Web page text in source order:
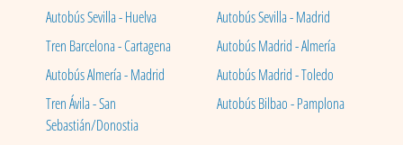
Autobús Sevilla - Huelva
Autobús Sevilla - Madrid
Tren Barcelona - Cartagena
Autobús Madrid - Almería
Autobús Almería - Madrid
Autobús Madrid - Toledo
Tren Ávila - San
Sebastián/Donostia
Autobús Bilbao - Pamplona